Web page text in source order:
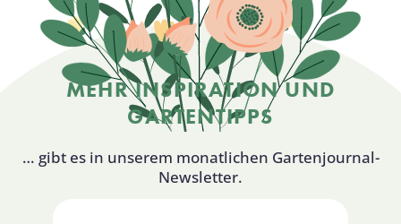
MEHR INSPIRATION UND
GARTENTIPPS
… gibt es in unserem monatlichen Gartenjournal-
Newsletter.